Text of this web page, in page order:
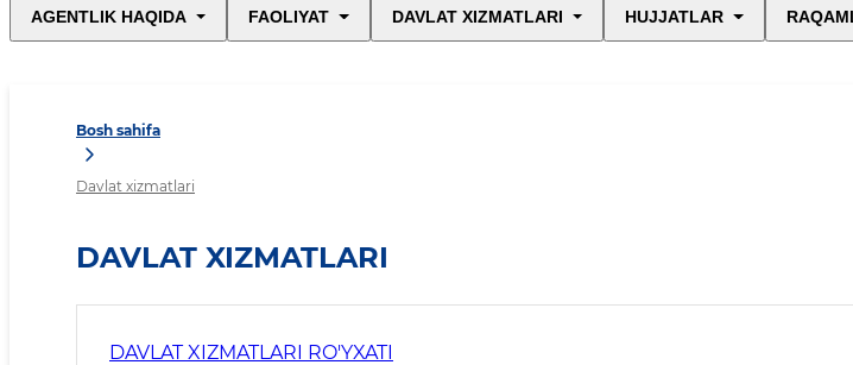
AGENTLIK HAQIDA FAOLIYAT DAVLAT XIZMATLARI HUJJATLAR
Bosh sahifa
Davlat xizmatlari
DAVLAT XIZMATLARI
DAVLAT XIZMATLARI RO'YXATI